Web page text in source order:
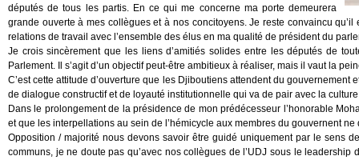
députés de tous les partis. En ce qui me concerne ma porte demeurera
grande ouverte à mes collègues et à nos concitoyens. Je reste convaincu
relations de travail avec l’ensemble des élus en ma qualité de président du
Je crois sincèrement que les liens d’amitiés solides entre les députés de
Parlement. Il s’agit d’un objectif peut-être ambitieux à réaliser, mais il vaut la
C’est cette attitude d’ouverture que les Djiboutiens attendent du
de dialogue constructif et de loyauté institutionnelle qui va de pair avec la
Dans le prolongement de la présidence de mon prédécesseur l’honorable
et que les interpellations au sein de l’hémicycle aux membres du gouvernent
Opposition / majorité nous devons savoir être guidé uniquement par le sens
communs, je ne doute pas qu’avec nos collègues de l’UDJ sous le